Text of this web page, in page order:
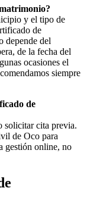
y el tipo de
de
depende del
de la fecha del
ocasiones el
siempre
de
solicitar cita previa.
de Oco para
gestión online, no